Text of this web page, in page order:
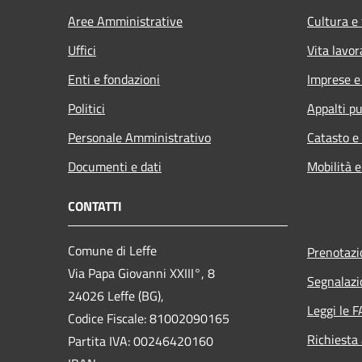
Aree Amministrative
Uffici
Enti e fondazioni
Politici
Personale Amministrativo
Documenti e dati
Cultura
Vita
Imprese
Appalti
Catasto
Mobilità
CONTATTI
Comune di Leffe
Via Papa Giovanni XXIII°, 8
24026 Leffe (BG),
Codice Fiscale: 81002090165
Partita IVA: 00246420160
Leggi le